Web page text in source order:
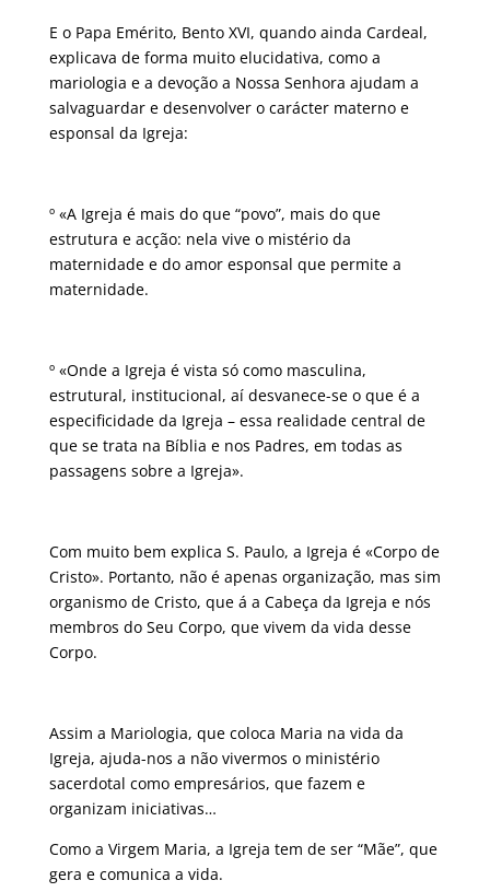
E o Papa Emérito, Bento XVI, quando ainda Cardeal,
explicava de forma muito elucidativa, como a
mariologia e a devoção a Nossa Senhora ajudam a
salvaguardar e desenvolver o carácter materno e
esponsal da Igreja:
º «A Igreja é mais do que “povo”, mais do que
estrutura e acção: nela vive o mistério da
maternidade e do amor esponsal que permite a
maternidade.
º «Onde a Igreja é vista só como masculina,
estrutural, institucional, aí desvanece-se o que é a
especificidade da Igreja – essa realidade central de
que se trata na Bíblia e nos Padres, em todas as
passagens sobre a Igreja».
Com muito bem explica S. Paulo, a Igreja é «Corpo de
Cristo». Portanto, não é apenas organização, mas sim
organismo de Cristo, que á a Cabeça da Igreja e nós
membros do Seu Corpo, que vivem da vida desse
Corpo.
Assim a Mariologia, que coloca Maria na vida da
Igreja, ajuda-nos a não vivermos o ministério
sacerdotal como empresários, que fazem e
organizam iniciativas…
Como a Virgem Maria, a Igreja tem de ser “Mãe”, que
gera e comunica a vida.